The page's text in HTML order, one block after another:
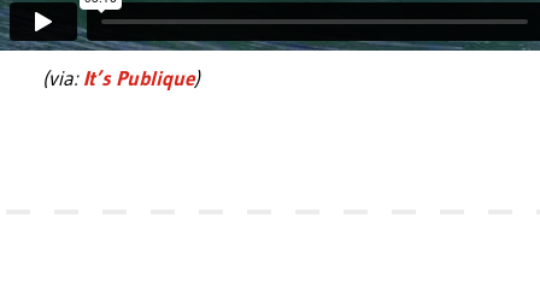
(via:It’s Publique)